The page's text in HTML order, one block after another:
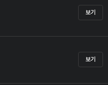
보기
보기